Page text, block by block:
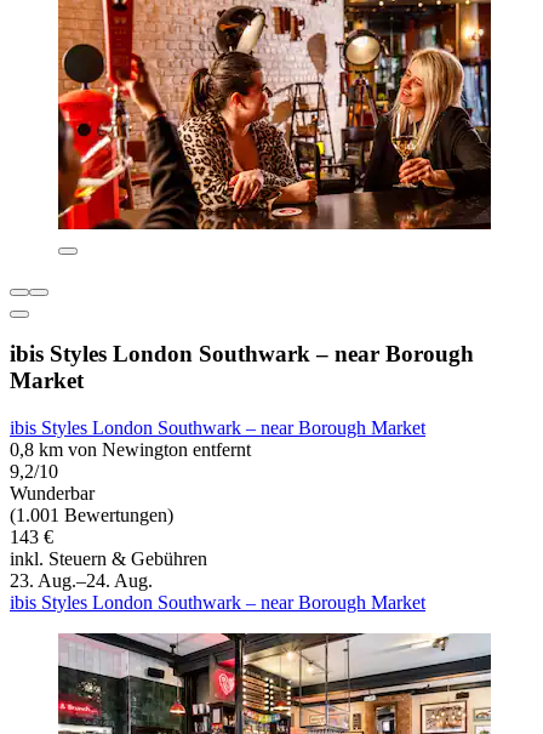
ibis Styles London Southwark – near Borough
Market
ibis Styles London Southwark – near Borough Market
0,8 km von Newington entfernt
9,2/10
Wunderbar
(1.001 Bewertungen)
143 €
inkl. Steuern & Gebühren
23. Aug.–24. Aug.
ibis Styles London Southwark – near Borough Market